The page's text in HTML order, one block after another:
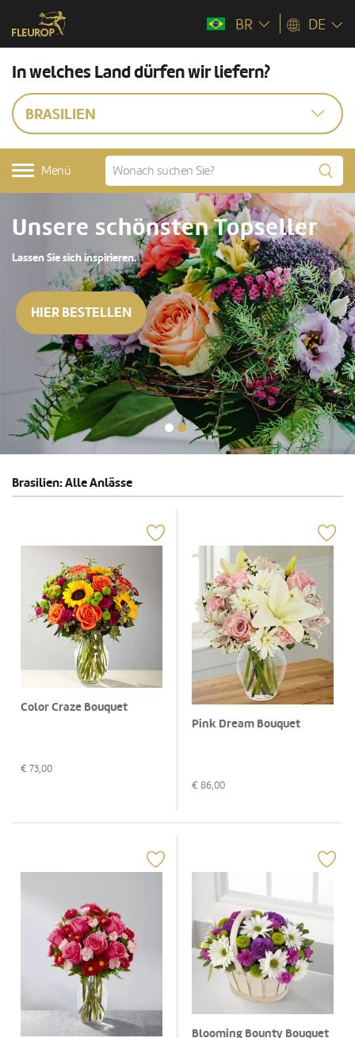
BR DE
In welches Land dürfen wir liefern?
BRASILIEN
Menü
Unsere schönsten Topseller
Lassen Sie sich inspirieren.
HIER BESTELLEN
Brasilien: Alle Anlässe
Color Craze Bouquet
€ 73,00
Pink Dream Bouquet
€ 86,00
Blooming Bounty Bouquet